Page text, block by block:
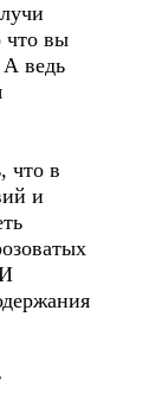
что вы
А ведь
что в
и